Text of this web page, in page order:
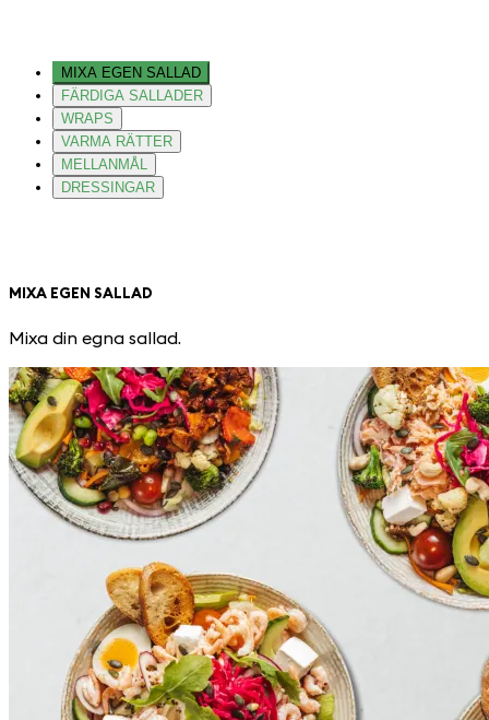
MIXA EGEN SALLAD
FÄRDIGA SALLADER
WRAPS
VARMA RÄTTER
MELLANMÅL
DRESSINGAR
MIXA EGEN SALLAD
Mixa din egna sallad.